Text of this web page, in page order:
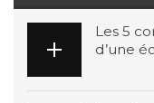
Les 5
d’une